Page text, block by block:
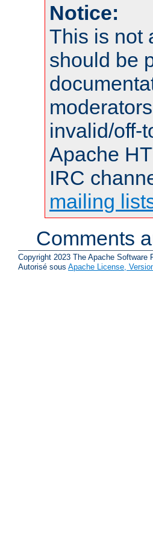
Notice:
This is not
should be
invalid/off-
Apache
IRC
mailing
Comments
Copyright 2023 The Apache Software
Autorisé sous Apache License,